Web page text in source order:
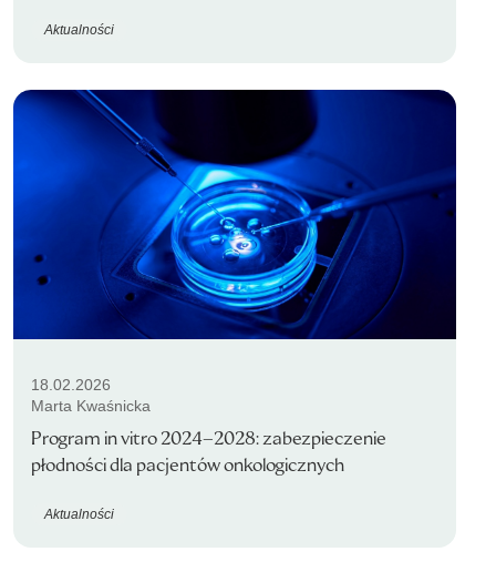
Aktualności
18.02.2026
Marta Kwaśnicka
Program in vitro 2024–2028: zabezpieczenie
płodności dla pacjentów onkologicznych
Aktualności